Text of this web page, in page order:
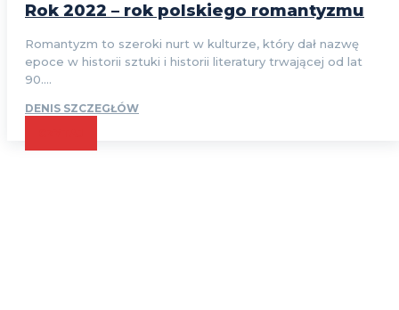
Rok 2022 – rok polskiego romantyzmu
Romantyzm to szeroki nurt w kulturze, który dał nazwę
epoce w historii sztuki i historii literatury trwającej od lat
90....
DENIS SZCZEGŁÓW